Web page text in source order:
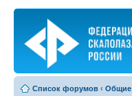
Список форумов ‹ Общие